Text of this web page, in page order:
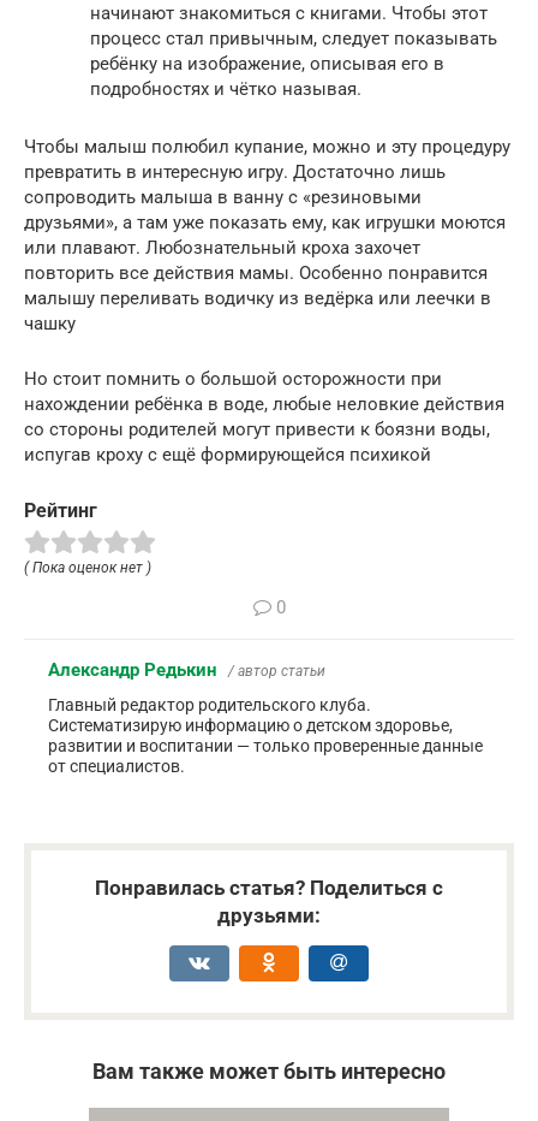
начинают знакомиться с книгами. Чтобы этот
процесс стал привычным, следует показывать
ребёнку на изображение, описывая его в
подробностях и чётко называя.
Чтобы малыш полюбил купание, можно и эту процедуру
превратить в интересную игру. Достаточно лишь
сопроводить малыша в ванну с «резиновыми
друзьями», а там уже показать ему, как игрушки моются
или плавают. Любознательный кроха захочет
повторить все действия мамы. Особенно понравится
малышу переливать водичку из ведёрка или леечки в
чашку
Но стоит помнить о большой осторожности при
нахождении ребёнка в воде, любые неловкие действия
со стороны родителей могут привести к боязни воды,
испугав кроху с ещё формирующейся психикой
Рейтинг
( Пока оценок нет )
0
Александр Редькин / автор статьи
Главный редактор родительского клуба.
Систематизирую информацию о детском здоровье,
развитии и воспитании — только проверенные данные
от специалистов.
Понравилась статья? Поделиться с
друзьями:
Вам также может быть интересно